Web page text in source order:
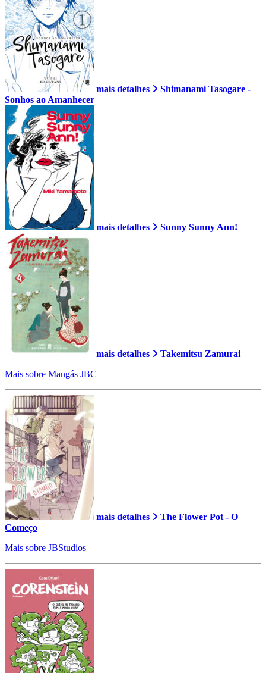
mais detalhes
Shimanami Tasogare -
Sonhos ao Amanhecer
mais detalhes Sunny Sunny Ann!
mais detalhes
Takemitsu Zamurai
Mais sobre Mangás JBC
mais detalhes
The Flower Pot - O
Começo
Mais sobre JBStudios